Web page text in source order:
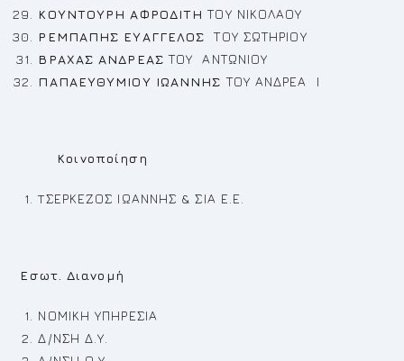
ΚΟΥΝΤΟΥΡΗ ΑΦΡΟΔΙΤΗ ΤΟΥ ΝΙΚΟΛΑΟΥ
ΡΕΜΠΑΠΗΣ ΕΥΑΓΓΕΛΟΣΤΟΥ ΣΩΤΗΡΙΟΥ
ΒΡΑΧΑΣ ΑΝΔΡΕΑΣ ΤΟΥ ΑΝΤΩΝΙΟΥ
ΠΑΠΑΕΥΘΥΜΙΟΥ ΙΩΑΝΝΗΣ ΤΟΥ ΑΝΔΡΕΑ Ι
Κοινοποίηση
TΣΕΡΚΕΖΟΣ ΙΩΑΝΝΗΣ & ΣΙΑ Ε.Ε.
Εσωτ. Διανομή
ΝΟΜΙΚΗ ΥΠΗΡΕΣΙΑ
Δ/ΝΣΗ Δ.Υ.